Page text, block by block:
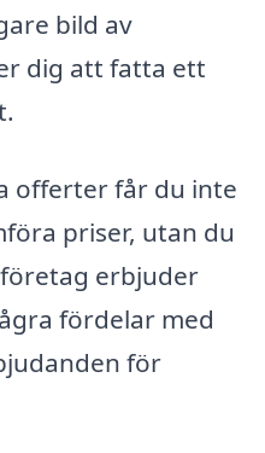
bild av
dig att fatta ett
offerter får du inte
priser, utan du
erbjuder
fördelar med
för